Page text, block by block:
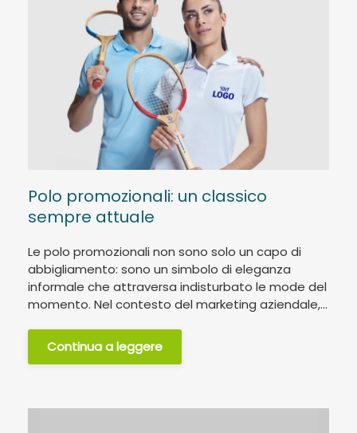
Polo promozionali: un classico
sempre attuale
Le polo promozionali non sono solo un capo di
abbigliamento: sono un simbolo di eleganza
informale che attraversa indisturbato le mode del
momento. Nel contesto del marketing aziendale,...
Continua a leggere